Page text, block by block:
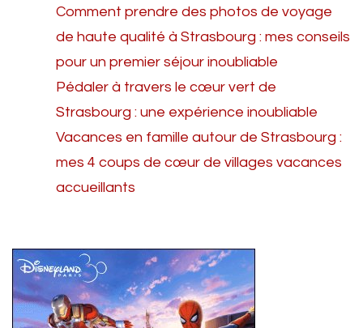
Comment prendre des photos de voyage
de haute qualité à Strasbourg : mes conseils
pour un premier séjour inoubliable
Pédaler à travers le cœur vert de
Strasbourg : une expérience inoubliable
Vacances en famille autour de Strasbourg :
mes 4 coups de cœur de villages vacances
accueillants